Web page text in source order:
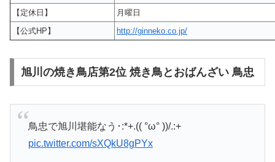
【定休日】
月曜日
【公式HP】
http://ginneko.co.jp/
旭川の焼き鳥店第2位 焼き鳥とおばんざい 鳥忠
鳥忠で旭川堪能なう･:*+.(( °ω° ))/.:+
pic.twitter.com/sXQkU8gPYx